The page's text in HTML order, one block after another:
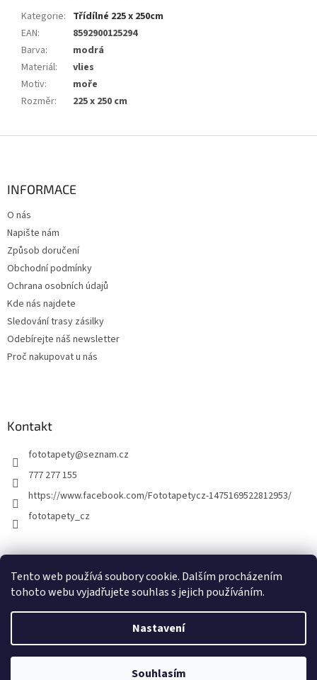
Tento web používá soubory cookie. Dalším procházením
tohoto webu vyjadřujete souhlas s jejich používáním.
Nastavení
Souhlasím
Kategorie: Třídílné 225 x 250cm
EAN:
8592900125294
Barva:
modrá
Materiál:
vlies
Motiv:
moře
Rozměr: 225 x 250 cm
INFORMACE
O nás
Napište nám
Způsob doručení
Obchodní podmínky
Ochrana osobních údajů
Kde nás najdete
Sledování trasy zásilky
Odebírejte náš newsletter
Proč nakupovat u nás
Kontakt
fototapety@seznam.cz
777 277 155
https://www.facebook.com/Fototapetycz-1475169522812953/
fototapety_cz
Vytvořil Shoptet
FOTOTAPETY.CZ. Všechna práva vyhrazena.